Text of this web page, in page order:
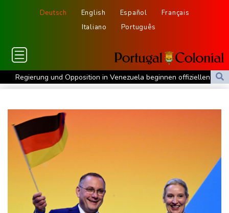
Deutsch English Español
Français
Italiano
Português
Regierung und Opposition in Venezuela beginnen offiziellen
Dialog - ohne Machado
stärker überprüfen
Röwekamp: Innenministerium muss zentral für Drohnenabwehr
zuständig sein
Trump unternimmt neuen Vorstoß im Streit um US-
Staatsbürgerschaft
Erdogan reist zu Dreier-Gipfel mit Pakistan nach Saudi-Arabien
58 Soldaten im Jemen bei Huthi-Angriffen getötet - Regierung